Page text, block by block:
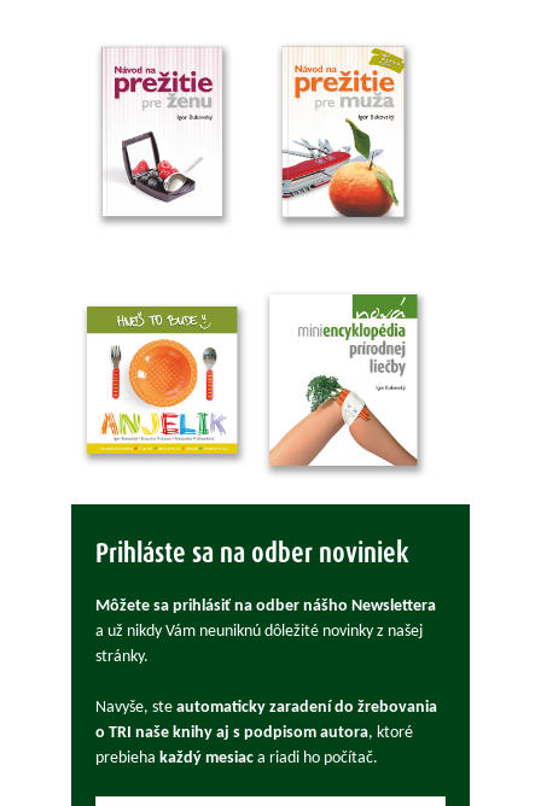
Prihláste sa na odber noviniek
Môžete sa prihlásiť na odber nášho Newslettera
a už nikdy Vám neuniknú dôležité novinky z našej
stránky.
Navyše, ste automaticky zaradení do žrebovania
o TRI naše knihy aj s podpisom autora, ktoré
prebieha každý mesiac a riadi ho počítač.